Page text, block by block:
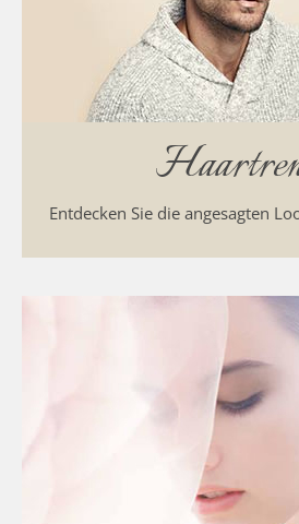
Entdecken Sie die angesagten